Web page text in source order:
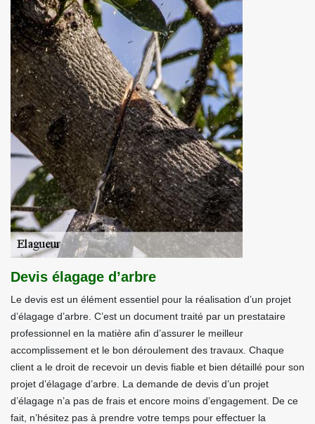
Devis élagage d’arbre
Le devis est un élément essentiel pour la réalisation d’un projet
d’élagage d’arbre. C’est un document traité par un prestataire
professionnel en la matière afin d’assurer le meilleur
accomplissement et le bon déroulement des travaux. Chaque
client a le droit de recevoir un devis fiable et bien détaillé pour son
projet d’élagage d’arbre. La demande de devis d’un projet
d’élagage n’a pas de frais et encore moins d’engagement. De ce
fait, n’hésitez pas à prendre votre temps pour effectuer la